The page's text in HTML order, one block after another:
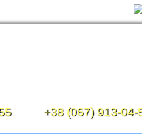
+38 (067) 913-04-